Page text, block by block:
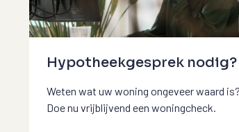
Hypotheekgesprek nodig?
Weten wat uw woning ongeveer waard is?
Doe nu vrijblijvend een woningcheck.